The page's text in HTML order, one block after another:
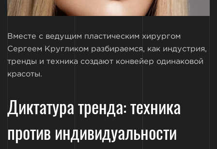
Вместе с ведущим пластическим хирургом
Сергеем Кругликом разбираемся, как индустрия,
тренды и техника создают конвейер одинаковой
красоты.
Диктатура тренда: техника
против индивидуальности